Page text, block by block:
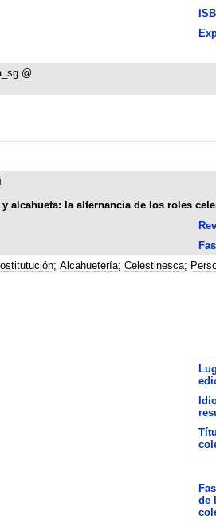
@
alcahueta: la alternancia de los roles
; Alcahuetería; Celestinesca;
de